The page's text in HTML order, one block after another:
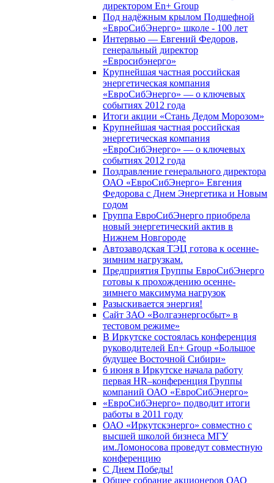
директором En+ Group
Под надёжным крылом Подшефной
«ЕвроСибЭнерго» школе - 100 лет
Интервью — Евгений Федоров,
генеральный директор
«Евросибэнерго»
Крупнейшая частная российская
энергетическая компания
«ЕвроСибЭнерго» — о ключевых
событиях 2012 года
Итоги акции «Стань Дедом Морозом»
Крупнейшая частная российская
энергетическая компания
«ЕвроСибЭнерго» — о ключевых
событиях 2012 года
Поздравление генерального директора
ОАО «ЕвроСибЭнерго» Евгения
Федорова с Днем Энергетика и Новым
годом
Группа ЕвроСибЭнерго приобрела
новый энергетический актив в
Нижнем Новгороде
Автозаводская ТЭЦ готова к осенне-
зимним нагрузкам.
Предприятия Группы ЕвроСибЭнерго
готовы к прохождению осенне-
зимнего максимума нагрузок
Разыскивается энергия!
Сайт ЗАО «Волгаэнергосбыт» в
тестовом режиме»
В Иркутске состоялась конференция
руководителей En+ Group «Большое
будущее Восточной Сибири»
6 июня в Иркутске начала работу
первая HR–конференция Группы
компаний ОАО «ЕвроСибЭнерго»
«ЕвроСибЭнерго» подводит итоги
работы в 2011 году
ОАО «Иркутскэнерго» совместно с
высшей школой бизнеса МГУ
им.Ломоносова проведут совместную
конференцию
С Днем Победы!
Общее собрание акционеров ОАО